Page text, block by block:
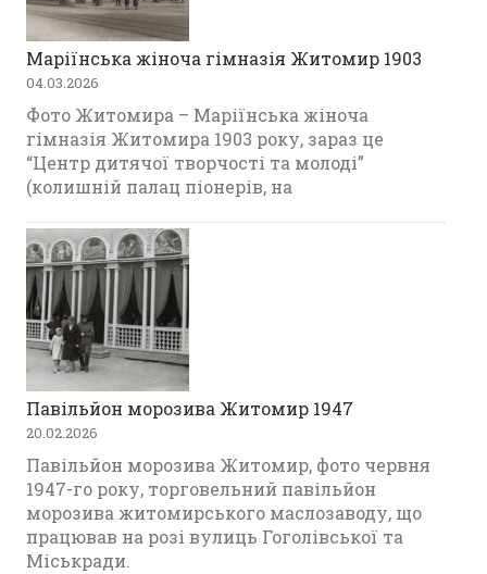
Маріїнська жіноча гімназія Житомир 1903
04.03.2026
Фото Житомира – Маріїнська жіноча
гімназія Житомира 1903 року, зараз це
“Центр дитячої творчості та молоді”
(колишній палац піонерів, на
Павільйон морозива Житомир 1947
20.02.2026
Павільйон морозива Житомир, фото червня
1947-го року, торговельний павільйон
морозива житомирського маслозаводу, що
працював на розі вулиць Гоголівської та
Міськради.